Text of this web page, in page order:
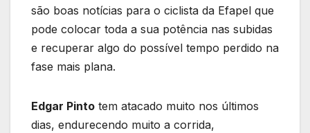
são boas notícias para o ciclista da Efapel que
pode colocar toda a sua potência nas subidas
e recuperar algo do possível tempo perdido na
fase mais plana.
Edgar Pinto tem atacado muito nos últimos
dias, endurecendo muito a corrida,